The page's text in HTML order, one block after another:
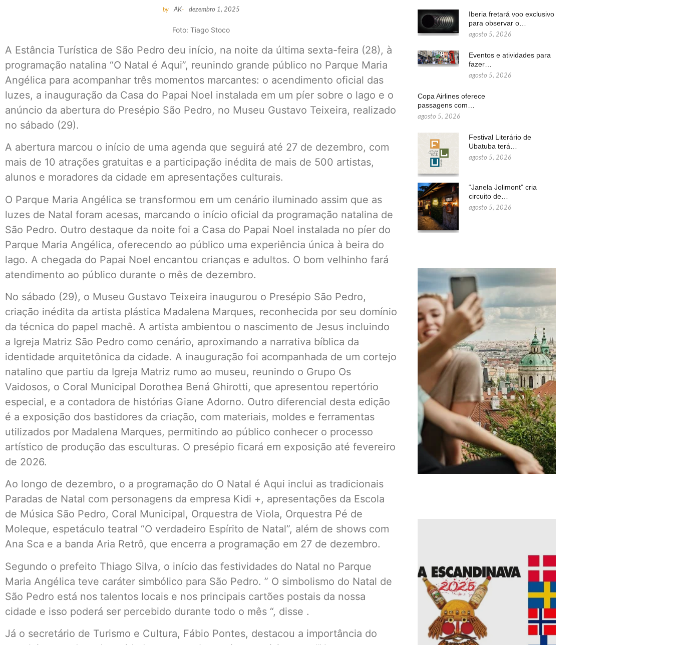
by AK- dezembro 1, 2025
Foto: Tiago Stoco
A Estância Turística de São Pedro deu início, na noite da última sexta-feira (28), à
programação natalina “O Natal é Aqui”, reunindo grande público no Parque Maria
Angélica para acompanhar três momentos marcantes: o acendimento oficial das
luzes, a inauguração da Casa do Papai Noel instalada em um píer sobre o lago e o
anúncio da abertura do Presépio São Pedro, no Museu Gustavo Teixeira, realizado
no sábado (29).
A abertura marcou o início de uma agenda que seguirá até 27 de dezembro, com
mais de 10 atrações gratuitas e a participação inédita de mais de 500 artistas,
alunos e moradores da cidade em apresentações culturais.
O Parque Maria Angélica se transformou em um cenário iluminado assim que as
luzes de Natal foram acesas, marcando o início oficial da programação natalina de
São Pedro. Outro destaque da noite foi a Casa do Papai Noel instalada no píer do
Parque Maria Angélica, oferecendo ao público uma experiência única à beira do
lago. A chegada do Papai Noel encantou crianças e adultos. O bom velhinho fará
atendimento ao público durante o mês de dezembro.
No sábado (29), o Museu Gustavo Teixeira inaugurou o Presépio São Pedro,
criação inédita da artista plástica Madalena Marques, reconhecida por seu domínio
da técnica do papel machê. A artista ambientou o nascimento de Jesus incluindo
a Igreja Matriz São Pedro como cenário, aproximando a narrativa bíblica da
identidade arquitetônica da cidade. A inauguração foi acompanhada de um cortejo
natalino que partiu da Igreja Matriz rumo ao museu, reunindo o Grupo Os
Vaidosos, o Coral Municipal Dorothea Bená Ghirotti, que apresentou repertório
especial, e a contadora de histórias Giane Adorno. Outro diferencial desta edição
é a exposição dos bastidores da criação, com materiais, moldes e ferramentas
utilizados por Madalena Marques, permitindo ao público conhecer o processo
artístico de produção das esculturas. O presépio ficará em exposição até fevereiro
de 2026.
Ao longo de dezembro, o a programação do O Natal é Aqui inclui as tradicionais
Paradas de Natal com personagens da empresa Kidi +, apresentações da Escola
de Música São Pedro, Coral Municipal, Orquestra de Viola, Orquestra Pé de
Moleque, espetáculo teatral “O verdadeiro Espírito de Natal”, além de shows com
Ana Sca e a banda Aria Retrô, que encerra a programação em 27 de dezembro.
Segundo o prefeito Thiago Silva, o início das festividades do Natal no Parque
Maria Angélica teve caráter simbólico para São Pedro. ” O simbolismo do Natal de
São Pedro está nos talentos locais e nos principais cartões postais da nossa
cidade e isso poderá ser percebido durante todo o mês “, disse .
Já o secretário de Turismo e Cultura, Fábio Pontes, destacou a importância do
Iberia fretará voo exclusivo
para observar o…
agosto 5, 2026
Eventos e atividades para
fazer…
agosto 5, 2026
Copa Airlines oferece
passagens com…
agosto 5, 2026
Festival Literário de
Ubatuba terá…
agosto 5, 2026
“Janela Jolimont” cria
circuito de…
agosto 5, 2026